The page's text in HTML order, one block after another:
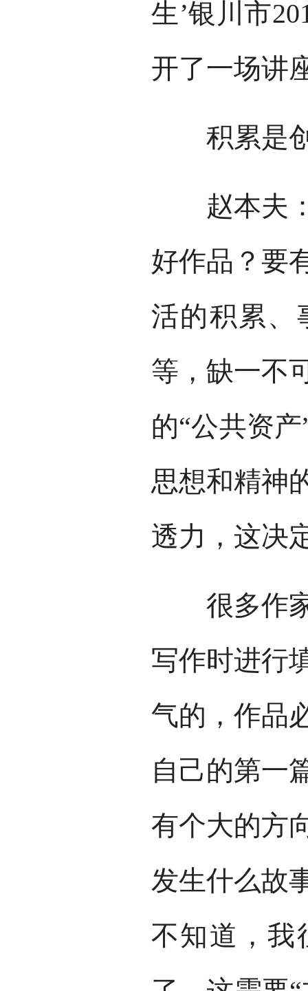
生’银川市
开了一场讲
积累是创
赵本夫：
好作品？要
活的积累、
等，缺一不
的“公共资
思想和精神
透力，这决
很多作家
写作时进行
气的，作品
自己的第一
有个大的方
发生什么故
不知道，我